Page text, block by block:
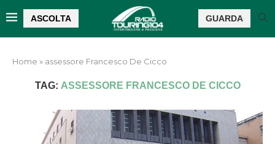
ASCOLTA GUARDA
Home » assessore Francesco De Cicco
TAG: ASSESSORE FRANCESCO DE CICCO